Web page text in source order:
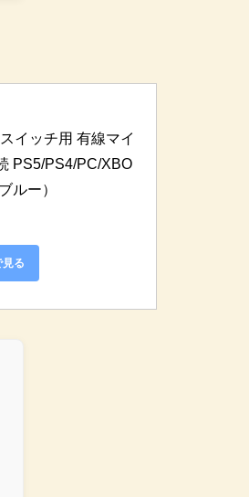
イッチ用 有線マイ
PS5/PS4/PC/XBO
ルー）
る